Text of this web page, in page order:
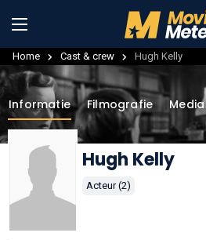
Home Cast & crew Hugh Kelly
Informatie Filmografie Media
Hugh Kelly
Acteur (2)